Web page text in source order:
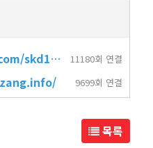
https://cafe.naver.com/skd13601234/1043 11180회 연결
9699회 연결
목록